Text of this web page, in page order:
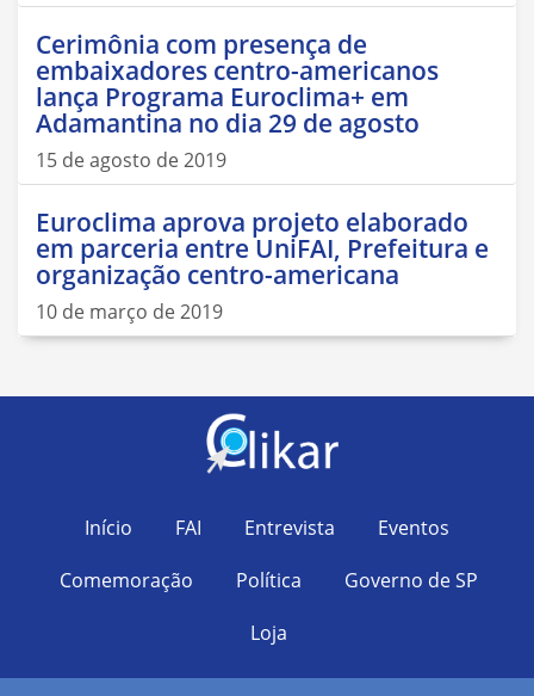
Cerimônia com presença de
embaixadores centro-americanos
lança Programa Euroclima+ em
Adamantina no dia 29 de agosto
15 de agosto de 2019
Euroclima aprova projeto elaborado
em parceria entre UniFAI, Prefeitura e
organização centro-americana
10 de março de 2019
Início FAI Entrevista
Eventos
Comemoração
Política
Governo de SP
Loja